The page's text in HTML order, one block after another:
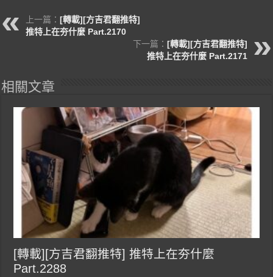
上一篇：[轉載][方吉君翻推特]
推特上在夯什麼 Part.2170
下一篇： [轉載][方吉君翻推特]
推特上在夯什麼 Part.2171
相關文章
[轉載][方吉君翻推特] 推特上在夯什麼
Part.2288